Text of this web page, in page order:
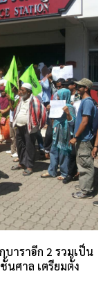
าราอีก 2 รวมเป็น
นศาล เตรียมตั้ง